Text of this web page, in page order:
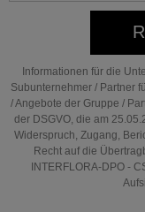
Informationen für die
Subunternehmer / Partner
/ Angebote der Gruppe /
der DSGVO, die am
Widerspruch, Zugang,
Recht auf die
INTERFLORA-DPO -